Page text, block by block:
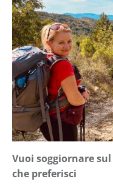
Vuoi soggiornare
che preferisci